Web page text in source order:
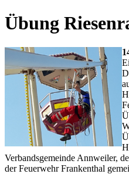
Übung
Verbandsgemeinde Annweiler,
der Feuerwehr Frankenthal